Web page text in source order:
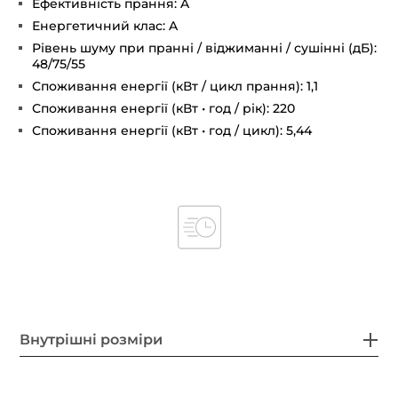
Ефективність прання: A
Енергетичний клас: A
Рівень шуму при пранні / віджиманні / сушінні (дБ):
48/75/55
Споживання енергії (кВт / цикл прання): 1,1
Споживання енергії (кВт • год / рік): 220
Споживання енергії (кВт • год / цикл): 5,44
Внутрішні розміри